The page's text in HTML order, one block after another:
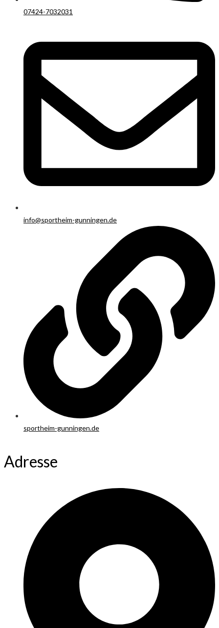
07424-7032031
info@sportheim-gunningen.de
sportheim-gunningen.de
Adresse